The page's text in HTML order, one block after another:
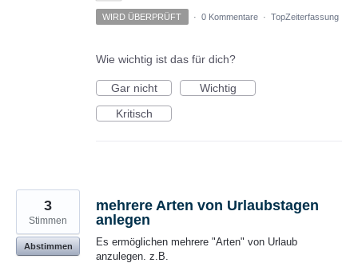
WIRD ÜBERPRÜFT · 0 Kommentare · TopZeiterfassung
Wie wichtig ist das für dich?
Gar nicht
Wichtig
Kritisch
mehrere Arten von Urlaubstagen
anlegen
Es ermöglichen mehrere "Arten" von Urlaub
anzulegen. z.B.
3
Stimmen
Abstimmen